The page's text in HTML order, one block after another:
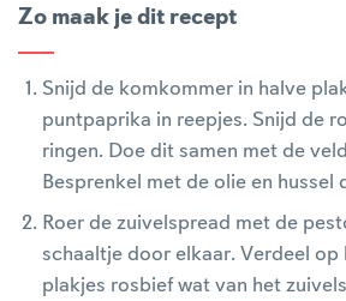
Zo maak je dit recept
Snijd de komkommer in halve
puntpaprika in reepjes. Snijd de
ringen. Doe dit samen met de
Besprenkel met de olie en hussel
Roer de zuivelspread met de
schaaltje door elkaar. Verdeel op
plakjes rosbief wat van het